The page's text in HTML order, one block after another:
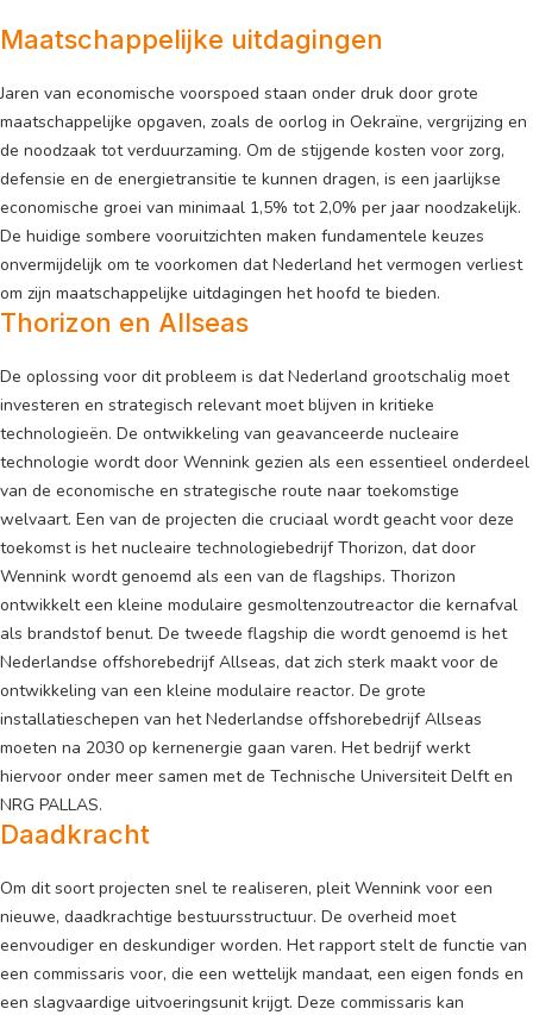
Maatschappelijke uitdagingen
Jaren van economische voorspoed staan onder druk door grote
maatschappelijke opgaven, zoals de oorlog in Oekraïne, vergrijzing en
de noodzaak tot verduurzaming. Om de stijgende kosten voor zorg,
defensie en de energietransitie te kunnen dragen, is een jaarlijkse
economische groei van minimaal 1,5% tot 2,0% per jaar noodzakelijk.
De huidige sombere vooruitzichten maken fundamentele keuzes
onvermijdelijk om te voorkomen dat Nederland het vermogen verliest
om zijn maatschappelijke uitdagingen het hoofd te bieden.
Thorizon en Allseas
De oplossing voor dit probleem is dat Nederland grootschalig moet
investeren en strategisch relevant moet blijven in kritieke
technologieën. De ontwikkeling van geavanceerde nucleaire
technologie wordt door Wennink gezien als een essentieel onderdeel
van de economische en strategische route naar toekomstige
welvaart. Een van de projecten die cruciaal wordt geacht voor deze
toekomst is het nucleaire technologiebedrijf Thorizon, dat door
Wennink wordt genoemd als een van de flagships. Thorizon
ontwikkelt een kleine modulaire gesmoltenzoutreactor die kernafval
als brandstof benut. De tweede flagship die wordt genoemd is het
Nederlandse offshorebedrijf Allseas, dat zich sterk maakt voor de
ontwikkeling van een kleine modulaire reactor. De grote
installatieschepen van het Nederlandse offshorebedrijf Allseas
moeten na 2030 op kernenergie gaan varen. Het bedrijf werkt
hiervoor onder meer samen met de Technische Universiteit Delft en
NRG PALLAS.
Daadkracht
Om dit soort projecten snel te realiseren, pleit Wennink voor een
nieuwe, daadkrachtige bestuursstructuur. De overheid moet
eenvoudiger en deskundiger worden. Het rapport stelt de functie van
een commissaris voor, die een wettelijk mandaat, een eigen fonds en
een slagvaardige uitvoeringsunit krijgt. Deze commissaris kan